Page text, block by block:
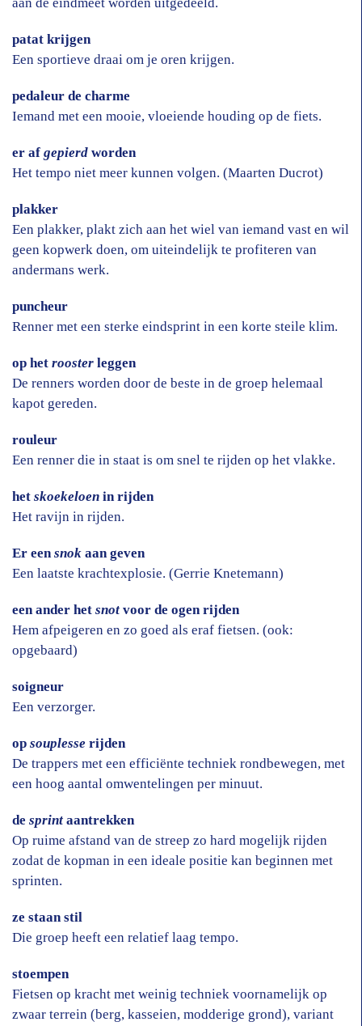
aan de eindmeet worden uitgedeeld.
patat krijgen
Een sportieve draai om je oren krijgen.
pedaleur de charme
Iemand met een mooie, vloeiende houding op de fiets.
er af gepierd worden
Het tempo niet meer kunnen volgen. (Maarten Ducrot)
plakker
Een plakker, plakt zich aan het wiel van iemand vast en wil
geen kopwerk doen, om uiteindelijk te profiteren van
andermans werk.
puncheur
Renner met een sterke eindsprint in een korte steile klim.
op het rooster leggen
De renners worden door de beste in de groep helemaal
kapot gereden.
rouleur
Een renner die in staat is om snel te rijden op het vlakke.
het skoekeloen in rijden
Het ravijn in rijden.
Er eensnok aan geven
Een laatste krachtexplosie. (Gerrie Knetemann)
een ander het snot voor de ogen rijden
Hem afpeigeren en zo goed als eraf fietsen. (ook:
opgebaard)
soigneur
Een verzorger.
op souplesse rijden
De trappers met een efficiënte techniek rondbewegen, met
een hoog aantal omwentelingen per minuut.
de sprint aantrekken
Op ruime afstand van de streep zo hard mogelijk rijden
zodat de kopman in een ideale positie kan beginnen met
sprinten.
ze staan stil
Die groep heeft een relatief laag tempo.
stoempen
Fietsen op kracht met weinig techniek voornamelijk op
zwaar terrein (berg, kasseien, modderige grond), variant